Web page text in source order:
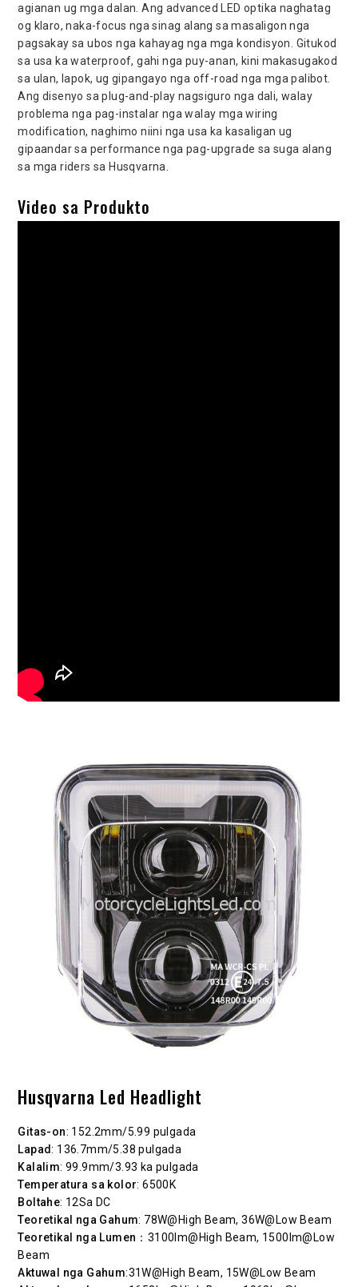
agianan ug mga dalan. Ang advanced LED optika naghatag
og klaro, naka-focus nga sinag alang sa masaligon nga
pagsakay sa ubos nga kahayag nga mga kondisyon. Gitukod
sa usa ka waterproof, gahi nga puy-anan, kini makasugakod
sa ulan, lapok, ug gipangayo nga off-road nga mga palibot.
Ang disenyo sa plug-and-play nagsiguro nga dali, walay
problema nga pag-instalar nga walay mga wiring
modification, naghimo niini nga usa ka kasaligan ug
gipaandar sa performance nga pag-upgrade sa suga alang
sa mga riders sa Husqvarna.
Video sa Produkto
Husqvarna Led Headlight
Gitas-on: 152.2mm/5.99 pulgada
Lapad: 136.7mm/5.38 pulgada
Kalalim: 99.9mm/3.93 ka pulgada
Temperatura sa kolor: 6500K
Boltahe: 12Sa DC
Teoretikal nga Gahum: 78W@High Beam, 36W@Low Beam
Teoretikal nga Lumen ：3100lm@High Beam, 1500lm@Low
Beam
Aktuwal nga Gahum:31W@High Beam, 15W@Low Beam